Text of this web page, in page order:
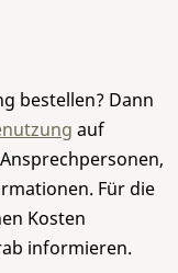
bestellen? Dann
auf
Für die
Kosten
informieren.